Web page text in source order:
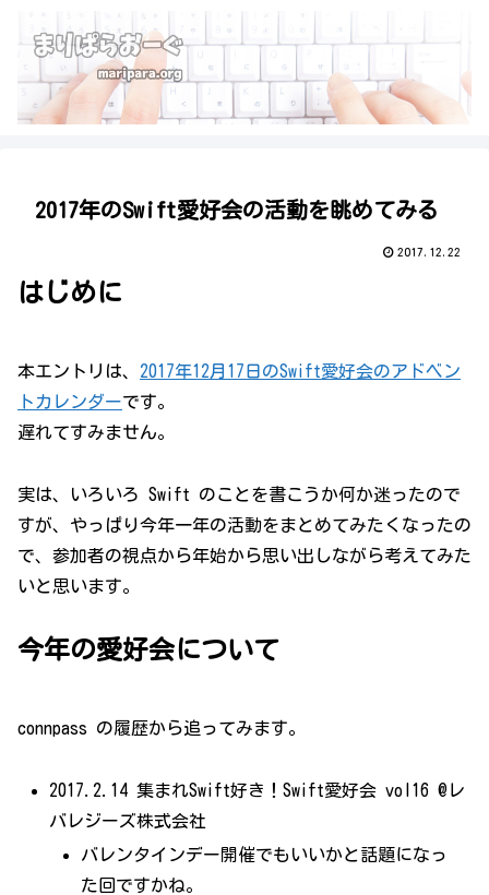
2017年のSwift愛好会の活動を眺めてみる
2017.12.22
はじめに
本エントリは、 2017年12月17日のSwift愛好会のアドベン
トカレンダーです。
遅れてすみません。
実は、いろいろ Swift のことを書こうか何か迷ったので
すが、やっぱり今年一年の活動をまとめてみたくなったの
で、参加者の視点から年始から思い出しながら考えてみた
いと思います。
今年の愛好会について
connpass の履歴から追ってみます。
2017.2.14 集まれSwift好き！Swift愛好会 vol16 @レ
バレジーズ株式会社
バレンタインデー開催でもいいかと話題になっ
た回ですかね。